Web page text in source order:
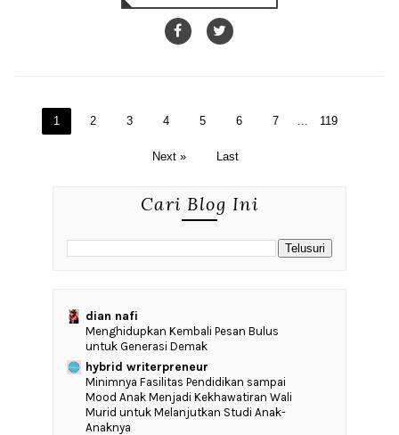
1 2 3 4 5 6 7 ... 119
Next » Last
Cari Blog Ini
dian nafi
Menghidupkan Kembali Pesan Bulus
untuk Generasi Demak
hybrid writerpreneur
‎Minimnya Fasilitas Pendidikan sampai
Mood Anak Menjadi Kekhawatiran Wali
Murid untuk Melanjutkan Studi Anak-
Anaknya